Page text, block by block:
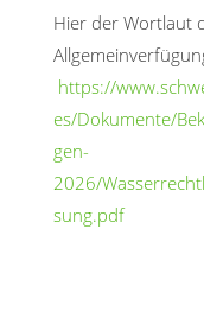
Hier der Wortlaut
https://
es/Dokumente/
gen-
2026/
sung.pdf